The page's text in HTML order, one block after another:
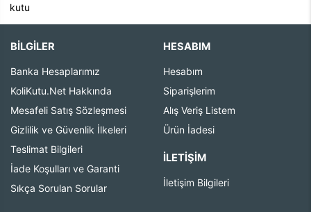
kutu
BİLGİLER
Banka Hesaplarımız
KoliKutu.Net Hakkında
Mesafeli Satış Sözleşmesi
Gizlilik ve Güvenlik İlkeleri
Teslimat Bilgileri
İade Koşulları ve Garanti
Sıkça Sorulan Sorular
HESABIM
Hesabım
Siparişlerim
Alış Veriş Listem
Ürün İadesi
İLETIŞIM
İletişim Bilgileri